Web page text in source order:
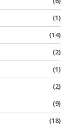
(1)
(14)
(2)
(1)
(2)
(9)
(18)